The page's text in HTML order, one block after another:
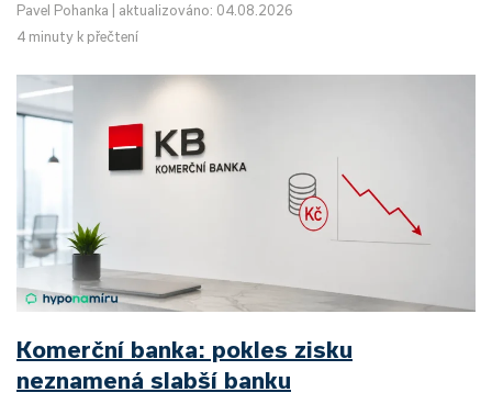
Pavel Pohanka
aktualizováno: 04.08.2026
4 minuty k přečtení
Komerční banka: pokles zisku
neznamená slabší banku